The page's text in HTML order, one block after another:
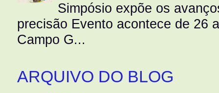
Simpósio expõe os
precisão Evento acontece de 26
Campo G...
ARQUIVO DO BLOG